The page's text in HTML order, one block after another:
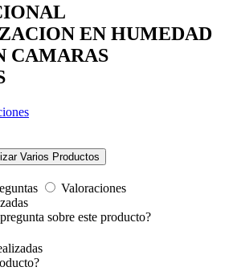
EN HUMEDAD
CAMARAS
Varios Productos
Valoraciones
sobre este producto?